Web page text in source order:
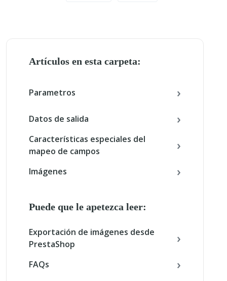
Artículos en esta carpeta:
Parametros
Datos de salida
Características especiales del
mapeo de campos
Imágenes
Puede que le apetezca leer:
Exportación de imágenes desde
PrestaShop
FAQs